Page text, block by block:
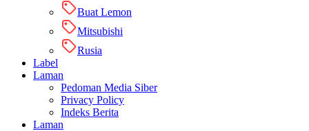
Buat Lemon
Mitsubishi
Rusia
Label
Laman
Pedoman Media Siber
Privacy Policy
Indeks Berita
Laman